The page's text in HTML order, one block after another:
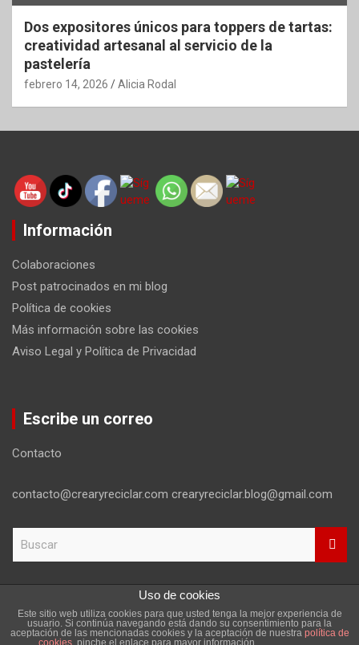
Dos expositores únicos para toppers de tartas:
creatividad artesanal al servicio de la
pastelería
febrero 14, 2026 Alicia Rodal
Información
Colaboraciones
Post patrocinados en mi blog
Política de cookies
Más información sobre las cookies
Aviso Legal y Política de Privacidad
Escribe un correo
Contacto
contacto@crearyreciclar.com crearyreciclar.blog@gmail.com
c
Copyright ©2026
Aviso Legal y Política de Privacidad
Uso de cookies
Este sitio web utiliza cookies para que usted tenga la mejor experiencia de
usuario. Si continúa navegando está dando su consentimiento para la
aceptación de las mencionadas cookies y la aceptación de nuestra política de
cookies , pinche el enlace para mayor información.